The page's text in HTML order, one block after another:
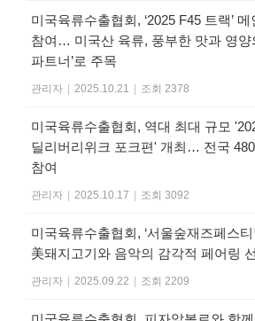
미국육류수출협회, ‘2025 F45 트랙’
참여… 미국산 육류, 풍부한 맛과 영양
파트너’로 주목
관리자 | 2025.10.21 | 조회 2378
미국육류수출협회, 역대 최대 규모
딜리버리위크 포크편' 개최… 전국
참여
관리자 | 2025.10.17 | 조회 3092
미국육류수출협회, ‘서울숲재즈페스티
美돼지고기와 음악의 감각적 페어링
관리자 | 2025.09.22 | 조회 2209